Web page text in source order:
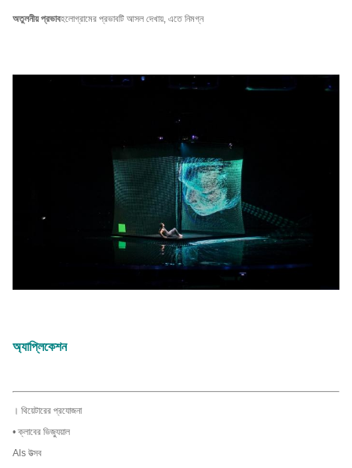
অতুলনীয় প্রভাবহলোগ্রামের প্রভাবটি আসল দেখায়, এতে নিমগ্ন
অ্যাপ্লিকেশন
। থিয়েটারের প্রযোজনা
• ক্লাবের ভিজ্যুয়াল
Als উত্সব